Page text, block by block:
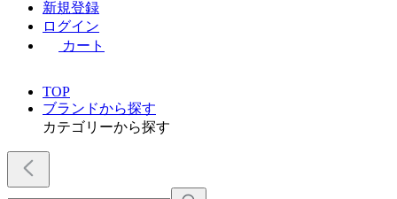
新規登録
ログイン
カート
TOP
ブランドから探す
カテゴリーから探す